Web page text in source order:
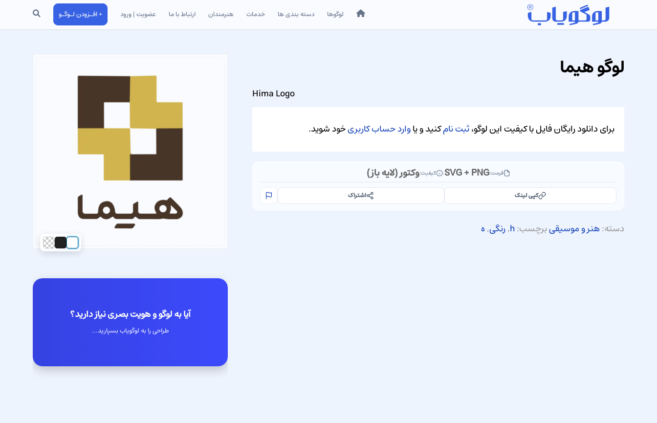
خانه لوگوها دسته بندی ها خدمات هنرمندان ارتباط با ما عضویت | ورود + افـزودن لـوگـو جستجو
آیا به لوگو و هویت بصری نیاز دارید؟
طراحی را به لوگویاب بسپارید...
لوگو هیما
Hima Logo
برای دانلود رایگان فایل با کیفیت این لوگو،ثبت نامکنید و یاوارد حساب کاربریخود شوید.
فرمت:SVG + PNG
| کیفیت:وکتور (لایه باز)
کپی لینک اشتراک
دسته:هنر و موسیقیبرچسب:h
,رنگی,ه